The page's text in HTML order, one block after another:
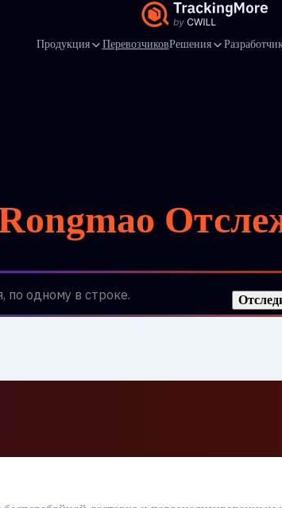
Продукция ПеревозчиковРешения
по одному в строке.